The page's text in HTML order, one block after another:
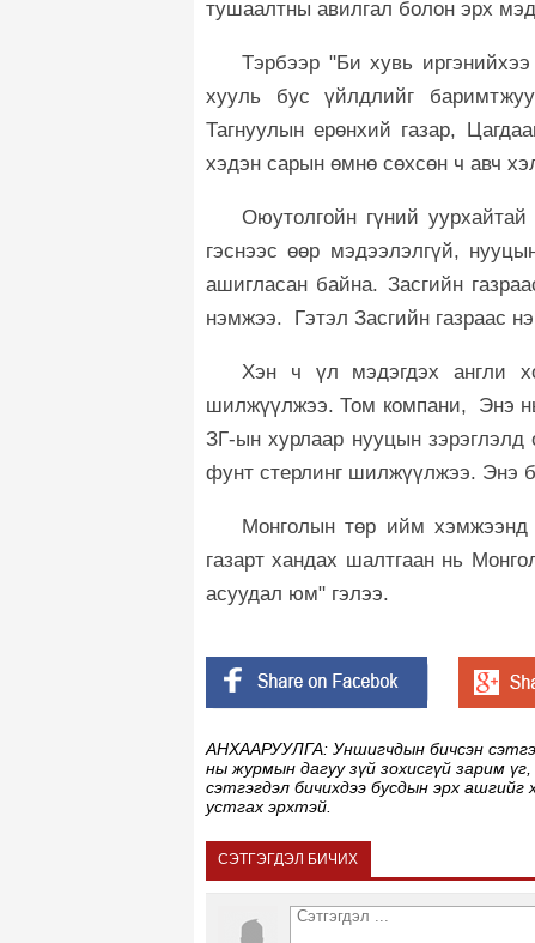
тушаалтны авилгал болон эрх
Тэрбээр "Би хувь
хууль бус үйлдлийг
Тагнуулын ерөнхий газар,
хэдэн сарын өмнө сөхсөн ч авч
Оюутолгойн гүний уурхайтай
гэснээс өөр мэдээлэлгүй,
ашигласан байна. Засгийн
нэмжээ. Гэтэл Засгийн газраас
Хэн ч үл мэдэгдэх англи
шилжүүлжээ. Том компани, Энэ
ЗГ-ын хурлаар нууцын зэрэглэлд
фунт стерлинг шилжүүлжээ. Энэ
Монголын төр ийм хэмжээнд
газарт хандах шалтгаан нь
асуудал юм" гэлээ.
АНХААРУУЛГА: Уншигчдын бичсэн
ны журмын дагуу зүй зохисгүй зарим
сэтгэгдэл бичихдээ бусдын эрх
устгах эрхтэй.
СЭТГЭГДЭЛ БИЧИХ